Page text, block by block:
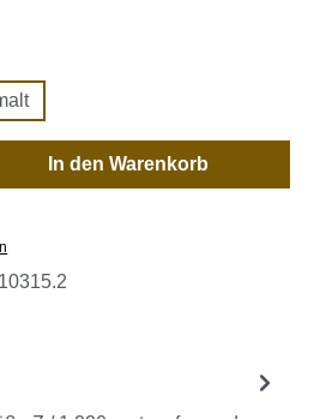
den gewünschten
In den Warenkorb